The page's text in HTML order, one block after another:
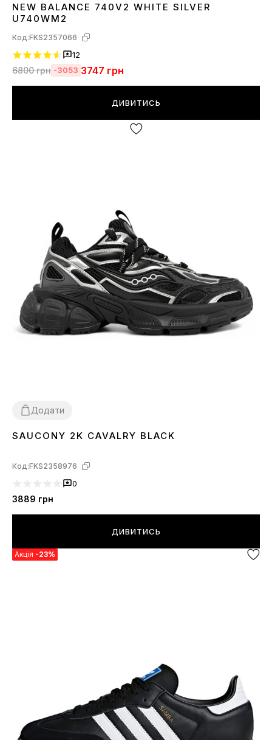
3637 3839404142 43 4445
NEW BALANCE 740V2 WHITE SILVER
U740WM2
Код:FKS2357066
12
6800грн -3053 3747 грн
ДИВИТИСЬ
Додати
404142 43 4445
SAUCONY 2K CAVALRY BLACK
Код:FKS2358976
0
3889 грн
ДИВИТИСЬ
Акція -23%